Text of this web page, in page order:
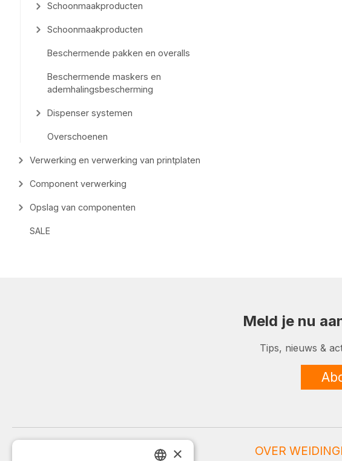
Schoonmaakproducten
Schoonmaakproducten
Beschermende pakken en overalls
Beschermende maskers en
ademhalingsbescherming
Dispenser systemen
Overschoenen
Verwerking en verwerking van printplaten
Component verwerking
Opslag van componenten
SALE
Meld je nu
Tips, nieuws &
OVER
×